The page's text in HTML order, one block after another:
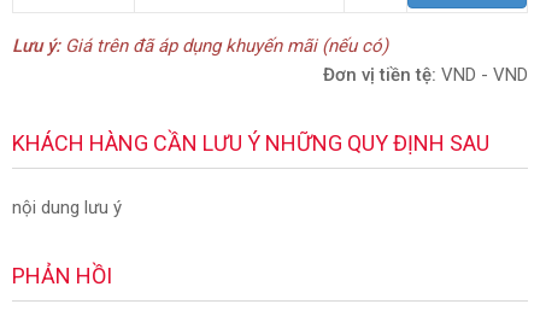
Lưu ý:Giá trên đã áp dụng khuyến mãi (nếu có)
Đơn vị tiền tệ: VND - VND
KHÁCH HÀNG CẦN LƯU Ý NHỮNG QUY ĐỊNH SAU
nội dung lưu ý
PHẢN HỒI